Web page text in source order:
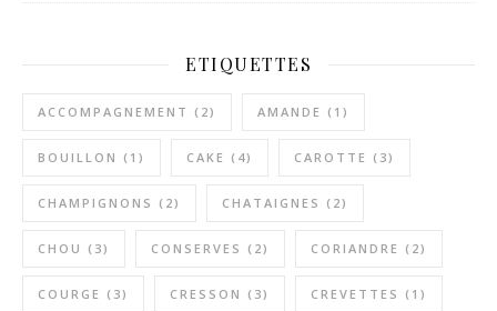
ETIQUETTES
ACCOMPAGNEMENT (2) AMANDE (1)
BOUILLON (1) CAKE (4) CAROTTE (3)
CHAMPIGNONS (2) CHATAIGNES (2)
CHOU (3) CONSERVES (2) CORIANDRE (2)
COURGE (3) CRESSON (3) CREVETTES (1)